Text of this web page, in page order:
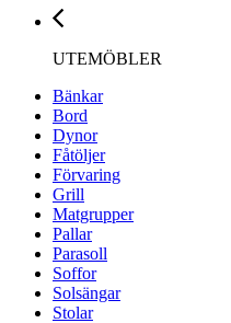
UTEMÖBLER
Bänkar
Bord
Dynor
Fåtöljer
Förvaring
Grill
Matgrupper
Pallar
Parasoll
Soffor
Solsängar
Stolar